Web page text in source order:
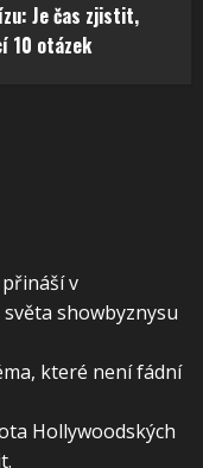
Je čas zjistit,
10 otázek
v
showbyznysu
které není fádní
Hollywoodských